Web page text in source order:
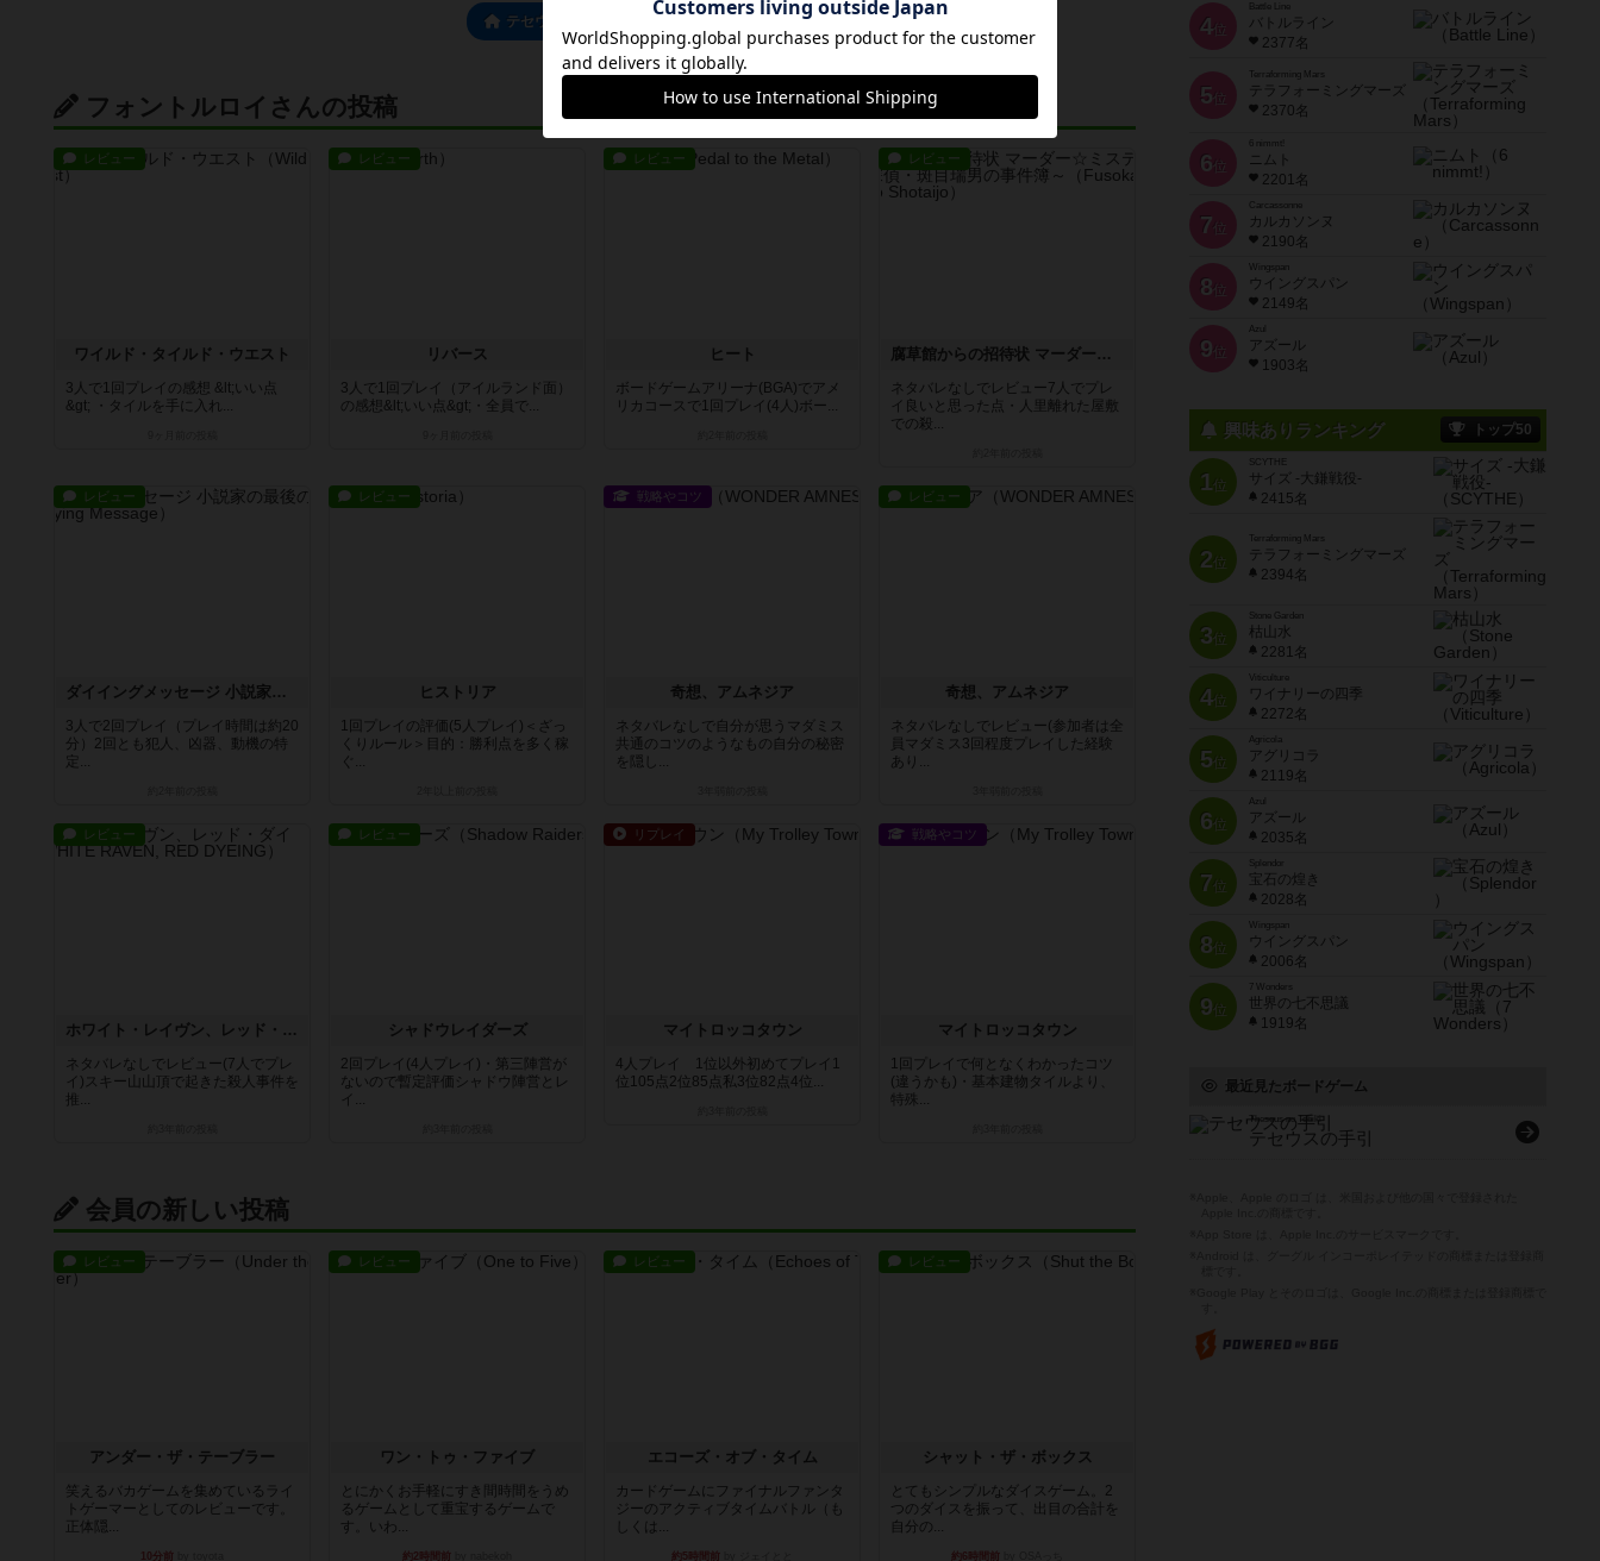
テセウスの手引のトップに戻る
フォントルロイさんの投稿
レビュー
ワイルド・タイルド・ウエスト
3人で1回プレイの感想 &lt;いい点
&gt; ・タイルを手に入れ...
レビュー
リバース
3人で1回プレイ（アイルランド面）
の感想&lt;いい点&gt;・全員で...
レビュー
ヒート
ボードゲームアリーナ(BGA)でアメ
リカコースで1回プレイ(4人)ボー...
レビュー
腐草館からの招待状 マーダー☆ミステリー ～探偵・斑目瑞男の事件簿～
ネタバレなしでレビュー7人でプレ
イ良いと思った点・人里離れた屋敷
での殺...
レビュー
ダイイングメッセージ 小説家の最後の文章
3人で2回プレイ（プレイ時間は約20
分）2回とも犯人、凶器、動機の特
定...
レビュー
ヒストリア
1回プレイの評価(5人プレイ)＜ざっ
くりルール＞目的：勝利点を多く稼
ぐ...
戦略やコツ
奇想、アムネジア
ネタバレなしで自分が思うマダミス
共通のコツのようなもの自分の秘密
を隠し...
レビュー
奇想、アムネジア
ネタバレなしでレビュー(参加者は全
員マダミス3回程度プレイした経験
あり...
レビュー
ホワイト・レイヴン、レッド・ダイ
ネタバレなしでレビュー(7人でプレ
イ)スキー山山頂で起きた殺人事件を
推...
レビュー
シャドウレイダーズ
2回プレイ(4人プレイ)・第三陣営が
ないので暫定評価シャドウ陣営とレ
イ...
リプレイ
マイトロッコタウン
4人プレイ 1位以外初めてプレイ1
位105点2位85点私3位82点4位...
戦略やコツ
マイトロッコタウン
1回プレイで何となくわかったコツ
(違うかも)・基本建物タイルより、
特殊...
会員の新しい投稿
レビュー
アンダー・ザ・テーブラー
笑えるバカゲームを集めているライ
トゲーマーとしてのレビューです。
正体隠...
10分前
レビュー
ワン・トゥ・ファイブ
とにかくお手軽にすき間時間をうめ
るゲームとして重宝するゲームで
す。いわ...
約2時間前
レビュー
エコーズ・オブ・タイム
カードゲームにファイナルファンタ
ジーのアクティブタイムバトル（も
しくは...
約5時間前
レビュー
シャット・ザ・ボックス
とてもシンプルなダイスゲーム。2
つのダイスを振って、出目の合計を
自分の...
約6時間前
4位
Battle Line
バトルライン
2377名
5 位
Terraforming Mars
テラフォーミングマーズ
2370名
6 位
ニムト
2201名
7 位
Carcassonne
カルカソンヌ
2190名
8 位
Wingspan
ウイングスパン
2149名
9 位
Azul
アズール
1903名
興味ありランキング トップ50
1位
SCYTHE
サイズ -大鎌戦役-
2415名
2位
Terraforming Mars
テラフォーミングマーズ
2394名
3位
Stone Garden
枯山水
2281名
4位
Viticulture
ワイナリーの四季
2272名
5位
Agricola
アグリコラ
2119名
6位
Azul
アズール
2035名
7位
宝石の煌き
2028名
8位
Wingspan
ウイングスパン
2006名
9位
7 Wonders
世界の七不思議
1919名
最近見たボードゲーム
Theseus no Tebiki
テセウスの手引